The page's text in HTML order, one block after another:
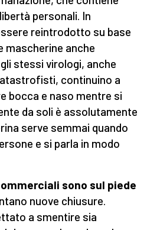
personali. In
reintrodotto su base
mascherine anche
stessi virologi, anche
continuino a
bocca e naso mentre si
da soli è assolutamente
serve semmai quando
e si parla in modo
sono sul piede
nuove chiusure.
a smentire sia